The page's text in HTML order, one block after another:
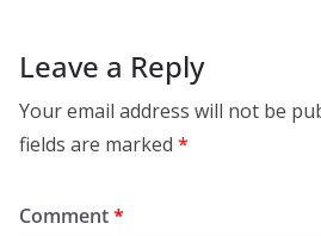
Leave a Reply
Your email address will not be
fields are marked *
Comment*